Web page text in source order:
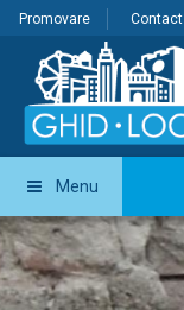
Promovare Contact
Menu